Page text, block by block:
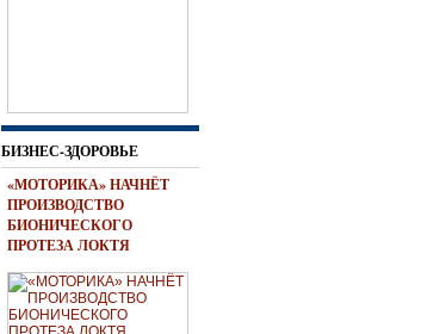
БИЗНЕС-ЗДОРОВЬЕ
«МОТОРИКА» НАЧНЁТ
ПРОИЗВОДСТВО
БИОНИЧЕСКОГО
ПРОТЕЗА ЛОКТЯ